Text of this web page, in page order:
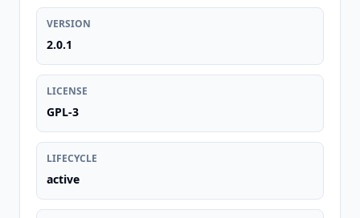
VERSION
2.0.1
LICENSE
GPL-3
LIFECYCLE
active